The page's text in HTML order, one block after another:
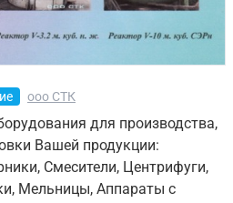
ооо СТК
для производства,
Вашей продукции:
Смесители, Центрифуги,
Мельницы, Аппараты с